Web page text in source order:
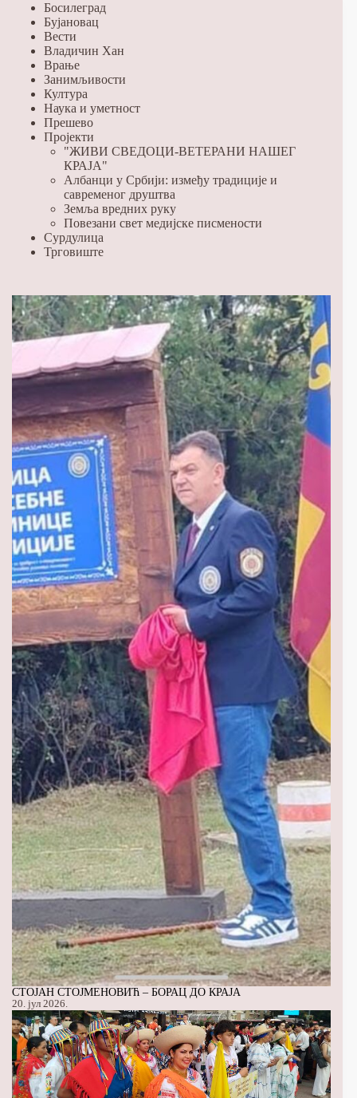
Босилеград
Бујановац
Вести
Владичин Хан
Врање
Занимљивости
Култура
Наука и уметност
Прешево
Пројекти
"ЖИВИ СВЕДОЦИ-ВЕТЕРАНИ НАШЕГ
КРАЈА"
Албанци у Србији: између традиције и
савременог друштва
Земља вредних руку
Повезани свет медијске писмености
Сурдулица
Трговиште
СТОЈАН СТОЈМЕНОВИЋ – БОРАЦ ДО КРАЈА
20. јул 2026.